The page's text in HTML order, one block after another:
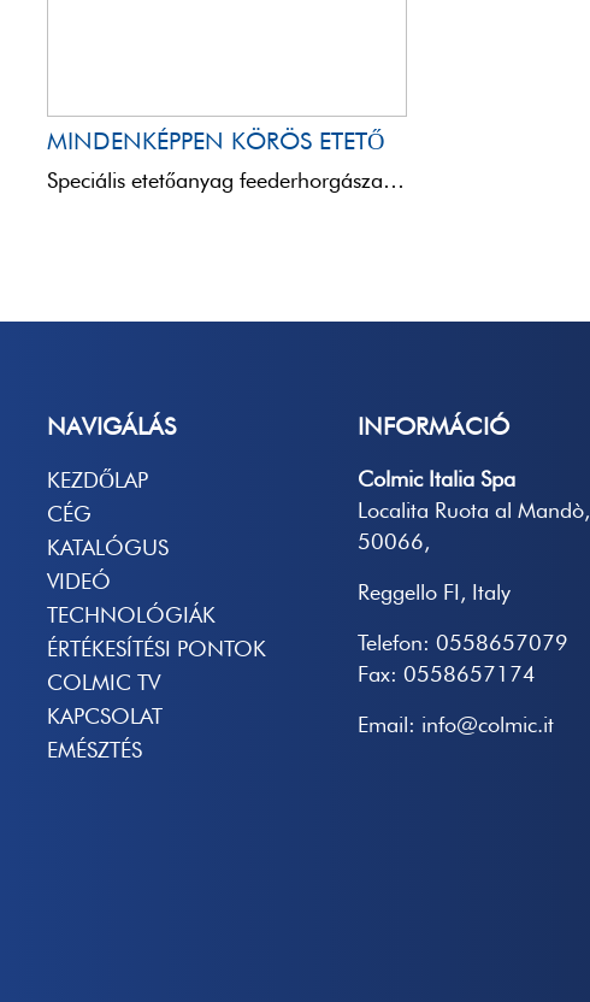
MINDENKÉPPEN KÖRÖS ETETŐ
Speciális etetőanyag feederhorgászathoz, természetes sárgás színű. Ez egy olyan etetőanyag, ami mindenféle pontyfélét, különösen a nagy keszegféléket ...
NAVIGÁLÁS
KEZDŐLAP
CÉG
KATALÓGUS
VIDEÓ
TECHNOLÓGIÁK
ÉRTÉKESÍTÉSI PONTOK
COLMIC TV
KAPCSOLAT
EMÉSZTÉS
INFORMÁCIÓ
Colmic Italia Spa
Localita Ruota al Mandò,
50066,
Reggello FI, Italy
Telefon: 0558657079
Fax: 0558657174
Email: info@colmic.it